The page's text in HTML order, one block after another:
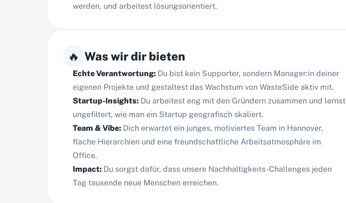
werden, und arbeitest lösungsorientiert.
🔥 Was wir dir bieten
Echte Verantwortung: Du bist kein Supporter, sondern Manager:in deiner
eigenen Projekte und gestaltest das Wachstum von WasteSide aktiv mit.
Startup-Insights: Du arbeitest eng mit den Gründern zusammen und lernst
ungefiltert, wie man ein Startup geografisch skaliert.
Team & Vibe: Dich erwartet ein junges, motiviertes Team in Hannover,
flache Hierarchien und eine freundschaftliche Arbeitsatmosphäre im
Office.
Impact: Du sorgst dafür, dass unsere Nachhaltigkeits-Challenges jeden
Tag tausende neue Menschen erreichen.